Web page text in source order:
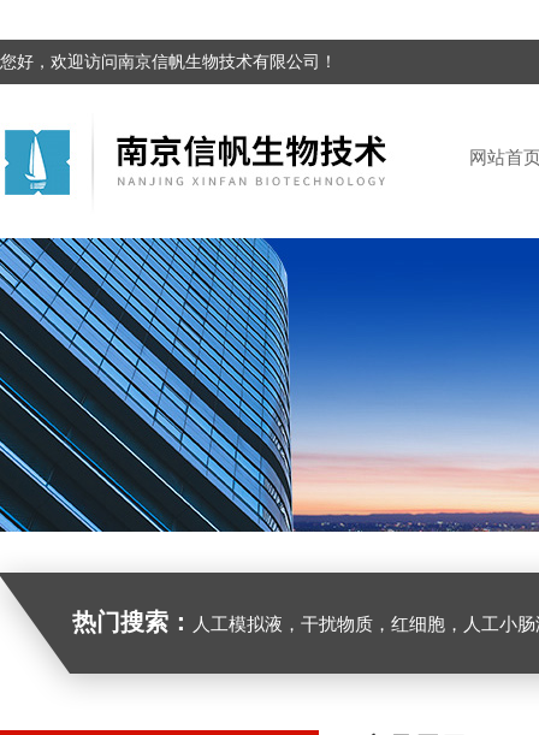
您好，欢迎访问南京信帆生物技术有限公司！
网站首
热门搜索： 人工模拟液，干扰物质，红细胞，人工小